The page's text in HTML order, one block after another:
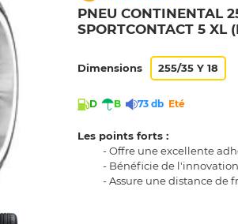
PNEU CONTINENTAL
SPORTCONTACT 5 XL
Dimensions 255/35 Y 18
D B 73 db Eté
Les points forts :
- Offre une excellente
- Bénéficie de l'innovation
- Assure une distance de